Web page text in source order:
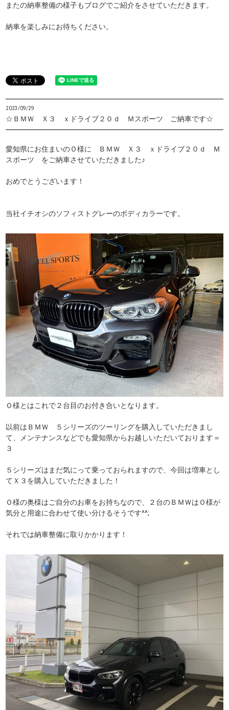
またの納車整備の様子もブログでご紹介をさせていただきます。
納車を楽しみにお待ちください。
2023/09/29
☆ＢＭＷ Ｘ３ ｘドライブ２０ｄ Ｍスポーツ ご納車です☆
愛知県にお住まいのＯ様に ＢＭＷ Ｘ３ ｘドライブ２０ｄ Ｍ
スポーツ をご納車させていただきました♪
おめでとうございます！
当社イチオシのソフィストグレーのボディカラーです。
Ｏ様とはこれで２台目のお付き合いとなります。
以前はＢＭＷ ５シリーズのツーリングを購入していただきまし
て、メンテナンスなどでも愛知県からお越しいただいております＝
３
５シリーズはまだ気にって乗っておられますので、今回は増車とし
てＸ３を購入していただきました！
Ｏ様の奥様はご自分のお車をお持ちなので、２台のＢＭＷはＯ様が
気分と用途に合わせて使い分けるそうです^^;
それでは納車整備に取りかかります！